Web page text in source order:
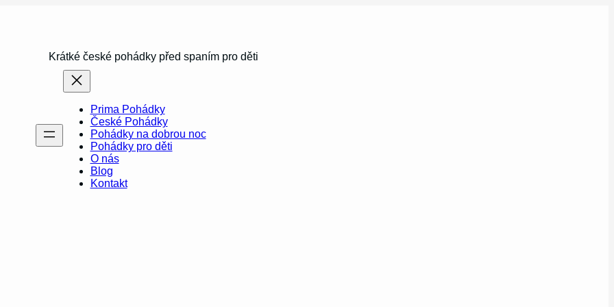
Krátké české pohádky před spaním pro děti
Prima Pohádky
České Pohádky
Pohádky na dobrou noc
Pohádky pro děti
O nás
Blog
Kontakt